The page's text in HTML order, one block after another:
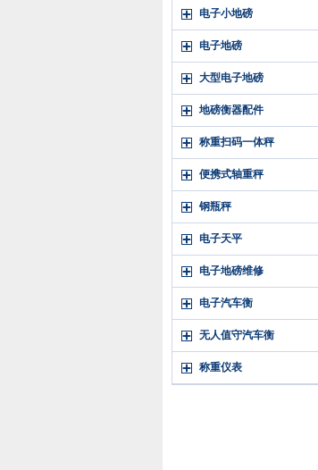
电子小地磅
电子地磅
大型电子地磅
地磅衡器配件
称重扫码一体秤
便携式轴重秤
钢瓶秤
电子天平
电子地磅维修
电子汽车衡
无人值守汽车衡
称重仪表